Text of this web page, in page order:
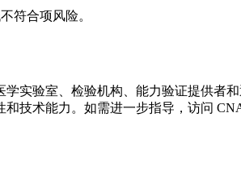
符合项风险。
实验室、检验机构、能力验证提供者
技术能力。如需进一步指导，访问